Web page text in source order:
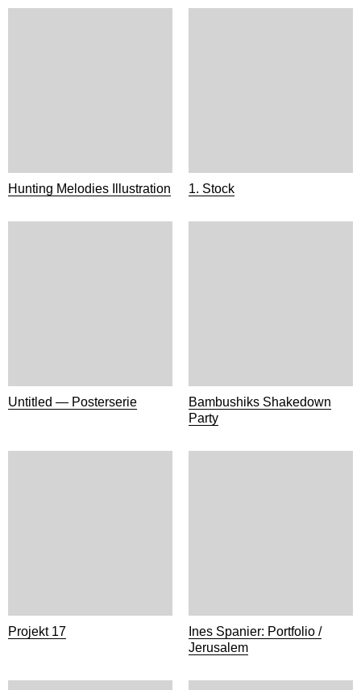
Hunting Melodies Illustration 1. Stock
Untitled — Posterserie
Bambushiks Shakedown
Party
Projekt 17
Ines Spanier: Portfolio /
Jerusalem